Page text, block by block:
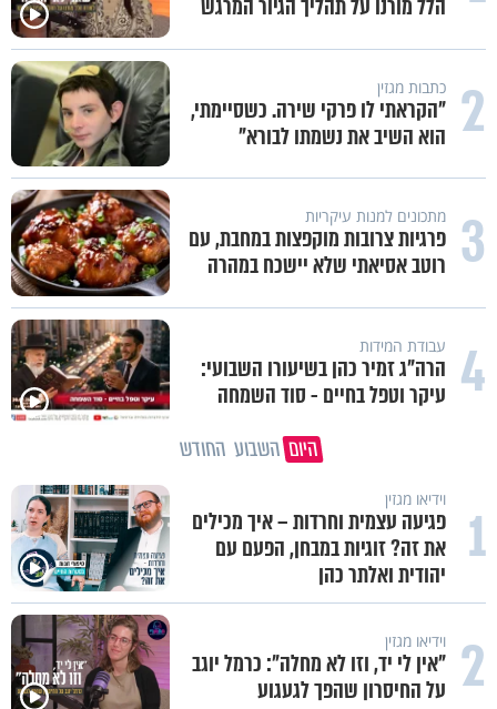
הלל מורנו על תהליך הגיור המרגש
2 כתבות מגזין
"הקראתי לו פרקי שירה. כשסיימתי,
הוא השיב את נשמתו לבורא"
3 מתכונים למנות עיקריות
פרגיות צרובות מוקפצות במחבת, עם
רוטב אסיאתי שלא יישכח במהרה
4 עבודת המידות
הרה"ג זמיר כהן בשיעורו השבועי:
עיקר וטפל בחיים - סוד השמחה
היום השבוע החודש
1 וידיאו מגזין
פגיעה עצמית וחרדות – איך מכילים
את זה? זוגיות במבחן, הפעם עם
יהודית ואלתר כהן
2 וידיאו מגזין
"אין לי יד, וזו לא מחלה": כרמל יוגב
על החיסרון שהפך לגעגוע